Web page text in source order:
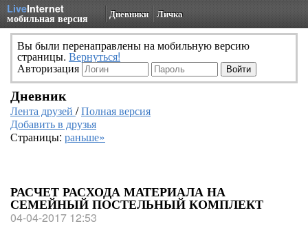
LiveInternet
мобильная версия Дневники Личка
Вы были перенаправлены на мобильную версию
страницы. Вернуться!
Авторизация
Дневник
Лента друзей /Полная версия
Добавить в друзья
Страницы: раньше»
РАСЧЕТ РАСХОДА МАТЕРИАЛА НА
СЕМЕЙНЫЙ ПОСТЕЛЬНЫЙ КОМПЛЕКТ
04-04-2017 12:53